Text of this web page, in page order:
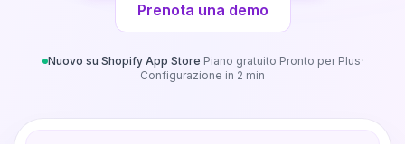
Prenota una demo
Nuovo su Shopify App Store·Piano gratuito·Pronto per Plus·
Configurazione in 2 min